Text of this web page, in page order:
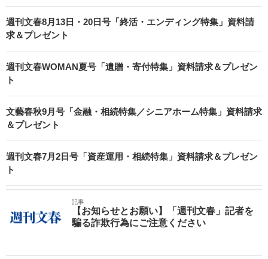
週刊文春8月13日・20日号「終活・エンディング特集」資料請
求＆プレゼント
週刊文春WOMAN夏号「遺贈・寄付特集」資料請求＆プレゼン
ト
文藝春秋9月号「金融・相続特集／シニアホーム特集」資料請求
＆プレゼント
週刊文春7月2日号「資産運用・相続特集」資料請求＆プレゼン
ト
記事
【お知らせとお願い】「週刊文春」記者を
騙る詐欺行為にご注意ください